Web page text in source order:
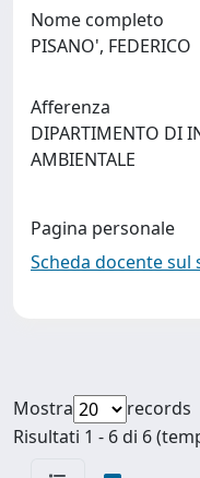
Nome completo
PISANO', FEDERICO
Afferenza
DIPARTIMENTO DI
AMBIENTALE
Pagina personale
Scheda docente sul
Mostra
records
Risultati 1 - 6 di 6